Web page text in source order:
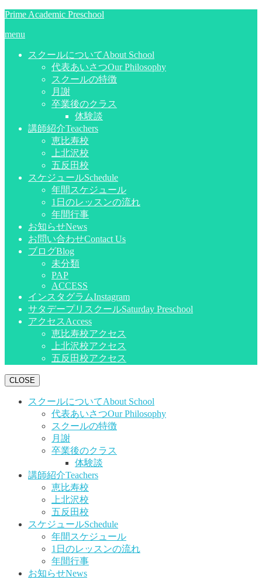
Prime Academic Preschool
menu
スクールについてAbout School
代表あいさつOur Philosophy
スクールの特徴
月謝
卒業後のクラス
体験談
講師紹介Teachers
恵比寿校
上北沢校
五反田校
スケジュールSchedule
年間スケジュール
1日のレッスンの流れ
年間行事
お知らせNews
お問い合わせContact Us
ブログBlog
未分類
PAP
ACCESS
インスタグラムInstagram
サタデープリスクールSaturday Preschool
アクセスAccess
恵比寿校アクセス
上北沢校アクセス
五反田校アクセス
CLOSE
スクールについてAbout School
代表あいさつOur Philosophy
スクールの特徴
月謝
卒業後のクラス
体験談
講師紹介Teachers
恵比寿校
上北沢校
五反田校
スケジュールSchedule
年間スケジュール
1日のレッスンの流れ
年間行事
お知らせNews